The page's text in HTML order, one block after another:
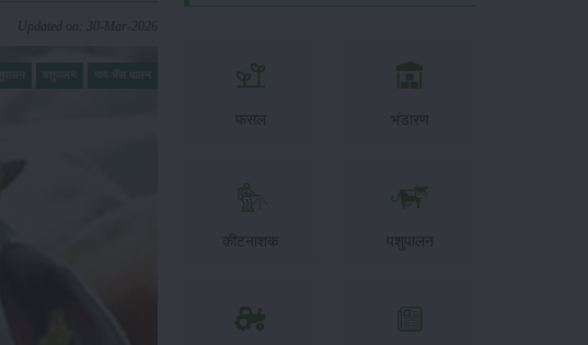
Updated on: 30-Mar-2026
फसल भंडारण
कीटनाशक पशुपालन